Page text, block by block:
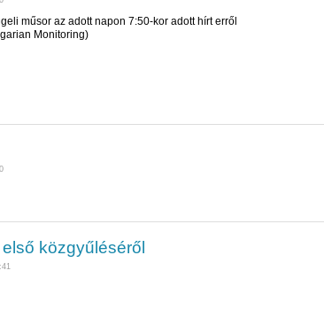
műsor az adott napon 7:50-kor adott hírt erről
Monitoring)
közgyűléséről